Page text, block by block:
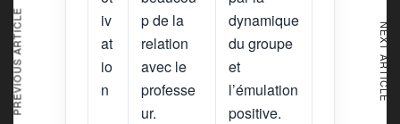
iv
at
io
n
p de la
relation
avec le
professe
ur.
dynamique
du groupe
et
l’émulation
positive.
PREVIOUS ARTICLE NEXT ARTICLE